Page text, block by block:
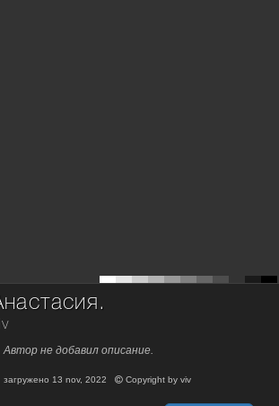
Автор не добавил описание.
загружено 13 nov, 2022 Copyright by viv